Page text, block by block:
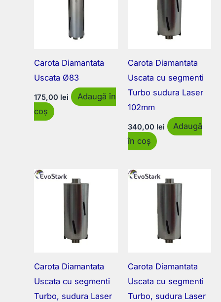
Carota Diamantata
Uscata Ø83
175,00 lei
Adaugă în
coș
Carota Diamantata
Uscata cu segmenti
Turbo sudura Laser
102mm
340,00 lei
Adaugă
în coș
Carota Diamantata
Uscata cu segmenti
Turbo, sudura Laser
Carota Diamantata
Uscata cu segmenti
Turbo, sudura Laser